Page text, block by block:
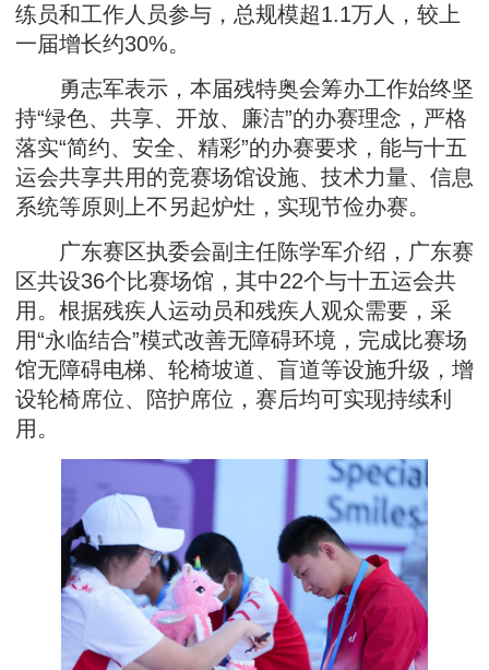
练员和工作人员参与，总规模超1.1万人，较上
一届增长约30%。
勇志军表示，本届残特奥会筹办工作始终坚
持“绿色、共享、开放、廉洁”的办赛理念，严格
落实“简约、安全、精彩”的办赛要求，能与十五
运会共享共用的竞赛场馆设施、技术力量、信息
系统等原则上不另起炉灶，实现节俭办赛。
广东赛区执委会副主任陈学军介绍，广东赛
区共设36个比赛场馆，其中22个与十五运会共
用。根据残疾人运动员和残疾人观众需要，采
用“永临结合”模式改善无障碍环境，完成比赛场
馆无障碍电梯、轮椅坡道、盲道等设施升级，增
设轮椅席位、陪护席位，赛后均可实现持续利
用。